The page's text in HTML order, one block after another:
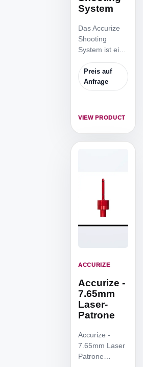
System
Das Accurize
Shooting
System ist ein
indoor-
Laserschiesstr
aining für
und Biathleten
aus einem
Preis auf
Anfrage
VIEW PRODUCT
ACCURIZE
Accurize -
7.65mm
Laser-
Patrone
Accurize -
7.65mm Laser
Patrone